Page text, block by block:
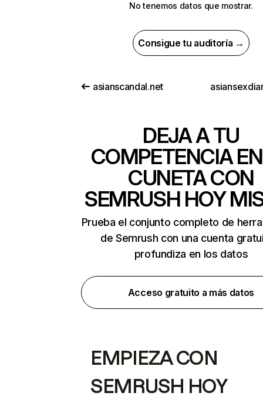
No tenemos datos que mostrar.
Consigue tu auditoría →
asianscandal.net
DEJA A TU
COMPETENCIA
CUNETA CON
SEMRUSH HOY
Prueba el conjunto completo de
de Semrush con una cuenta
profundiza en los datos
Acceso gratuito a más datos
EMPIEZA CON
SEMRUSH HOY